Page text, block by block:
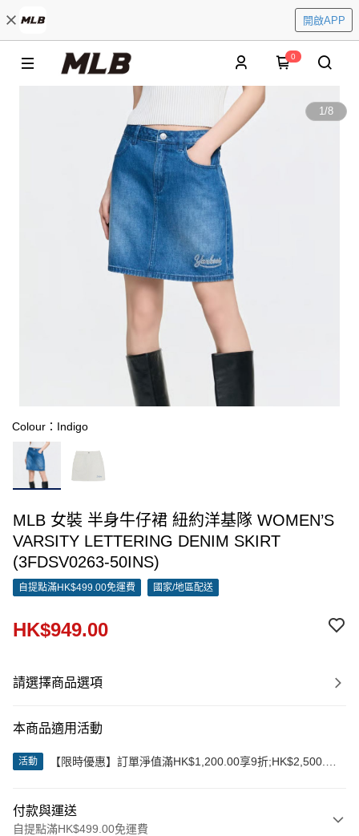
開啟APP
0
1/8
Colour：Indigo
MLB 女裝 半身牛仔裙 紐約洋基隊 WOMEN’S
VARSITY LETTERING DENIM SKIRT
(3FDSV0263-50INS)
自提點滿HK$499.00免運費 國家/地區配送
HK$949.00
請選擇商品選項
本商品適用活動
活動
【限時優惠】訂單淨值滿HK$1,200.00享9折;HK$2,500.00
付款與運送
自提點滿HK$499.00免運費